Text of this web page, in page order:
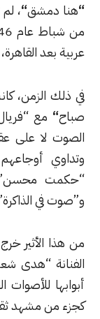
“، لم تكن
من شباط
القاهرة، وصوتاً
كانت
“فريال أحمد”
على عقارب
بالكلمة
و”تيسير
الذاكرة”، كانت
خرج أول صوت
“هدى شعراوي”،
للأصوات العربية،
مشهد ثقافي عربي